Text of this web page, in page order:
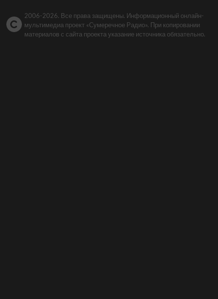
2006-2026. Все права защищены. Информационный онлайн-
мультимедиа проект «Сумеречное Радио». При копировании
материалов с сайта проекта указание источника обязательно.